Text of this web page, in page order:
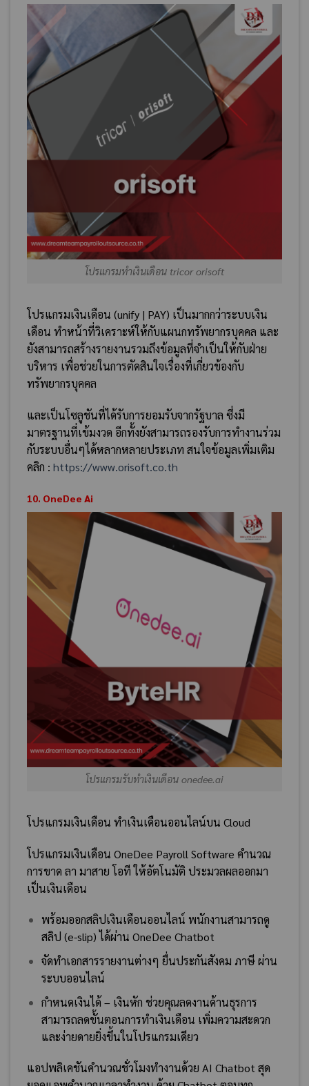
โปรแกรมทำเงินเดือน tricor orisoft
โปรแกรมเงินเดือน (unify | PAY) เป็นมากกว่าระบบเงิน
เดือน ทำหน้าที่วิเคราะห์ให้กับแผนกทรัพยากรบุคคล และ
ยังสามารถสร้างรายงานรวมถึงข้อมูลที่จำเป็นให้กับฝ่าย
บริหาร เพื่อช่วยในการตัดสินใจเรื่องที่เกี่ยวข้องกับ
ทรัพยากรบุคคล
และเป็นโซลูชันที่ได้รับการยอมรับจากรัฐบาล ซึ่งมี
มาตรฐานที่เข้มงวด อีกทั้งยังสามารถรองรับการทำงานร่วม
กับระบบอื่นๆได้หลากหลายประเภท สนใจข้อมูลเพิ่มเติม
คลิก : https://www.orisoft.co.th
10. OneDee Ai
โปรแกรมรับทำเงินเดือน onedee.ai
โปรแกรมเงินเดือน ทำเงินเดือนออนไลน์บน Cloud
โปรแกรมเงินเดือน OneDee Payroll Software คำนวณ
การขาด ลา มาสาย โอที ให้อัตโนมัติ ประมวลผลออกมา
เป็นเงินเดือน
พร้อมออกสลิปเงินเดือนออนไลน์ พนักงานสามารถดู
สลิป (e-slip) ได้ผ่าน OneDee Chatbot
จัดทำเอกสารรายงานต่างๆ ยื่นประกันสังคม ภาษี ผ่าน
ระบบออนไลน์
กำหนดเงินได้ – เงินหัก ช่วยคุณลดงานด้านธุรการ
สามารถลดขั้นตอนการทำเงินเดือน เพิ่มความสะดวก
และง่ายดายยิ่งขึ้นในโปรแกรมเดียว
แอปพลิเคชันคำนวณชั่วโมงทำงานด้วย AI Chatbot สุด